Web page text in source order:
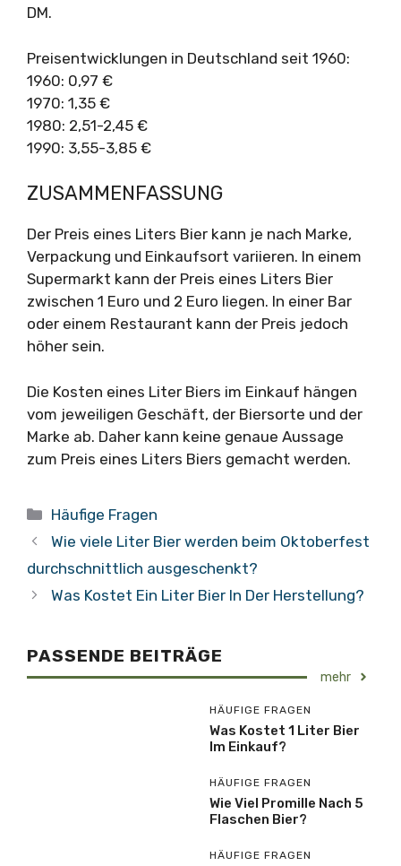
DM.
Preisentwicklungen in Deutschland seit 1960:
1960: 0,97 €
1970: 1,35 €
1980: 2,51-2,45 €
1990: 3,55-3,85 €
ZUSAMMENFASSUNG
Der Preis eines Liters Bier kann je nach Marke,
Verpackung und Einkaufsort variieren. In einem
Supermarkt kann der Preis eines Liters Bier
zwischen 1 Euro und 2 Euro liegen. In einer Bar
oder einem Restaurant kann der Preis jedoch
höher sein.
Die Kosten eines Liter Biers im Einkauf hängen
vom jeweiligen Geschäft, der Biersorte und der
Marke ab. Daher kann keine genaue Aussage
zum Preis eines Liters Biers gemacht werden.
Kategorien
Häufige Fragen
Wie viele Liter Bier werden beim Oktoberfest
durchschnittlich ausgeschenkt?
Was Kostet Ein Liter Bier In Der Herstellung?
PASSENDE BEITRÄGE
mehr
HÄUFIGE FRAGEN
Was Kostet 1 Liter Bier
Im Einkauf?
HÄUFIGE FRAGEN
Wie Viel Promille Nach 5
Flaschen Bier?
HÄUFIGE FRAGEN